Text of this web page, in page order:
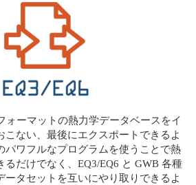
ォーマットの熱力学データベースをイ
こない、最後にエクスポートできるよ
パワフルなプログラムを使うことで熱
るだけでなく、EQ3/EQ6 と GWB 各種
ータセットを互いにやり取りできるよ